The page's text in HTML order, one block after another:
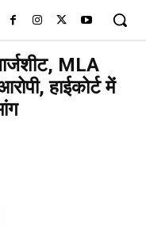
MLA
हाईकोर्ट में